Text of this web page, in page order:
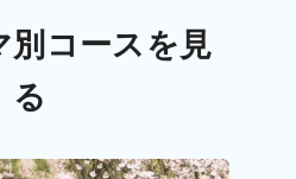
別コースを見
る